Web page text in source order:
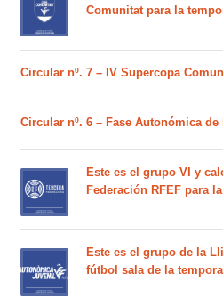
Comunitat para la
Circular nº. 7 – IV Supercopa
Circular nº. 6 – Fase Autonómica de
Este es el grupo VI y
Federación RFEF para
Este es el grupo de la
fútbol sala de la